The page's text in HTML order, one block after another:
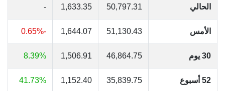
الحالي 50,797.31
1,633.35
-
الأمس 51,130.43
1,644.07
-0.65%
30 يوم 46,864.75
1,506.91
8.39%
52 أسبوع 35,839.75
1,152.40
41.73%